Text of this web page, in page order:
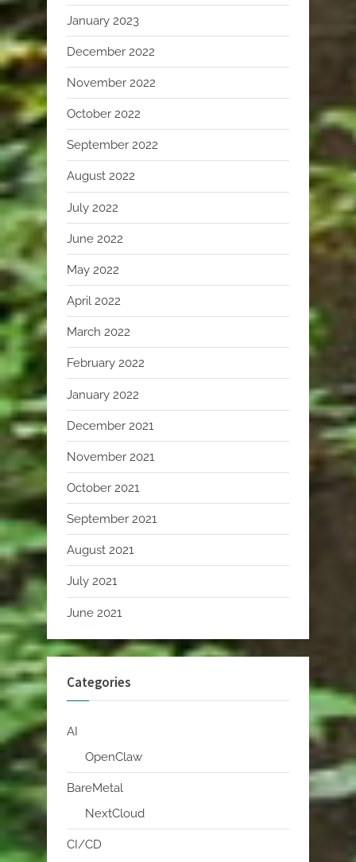
January 2023
December 2022
November 2022
October 2022
September 2022
August 2022
July 2022
June 2022
May 2022
April 2022
March 2022
February 2022
January 2022
December 2021
November 2021
October 2021
September 2021
August 2021
July 2021
June 2021
Categories
AI
OpenClaw
BareMetal
NextCloud
CI/CD